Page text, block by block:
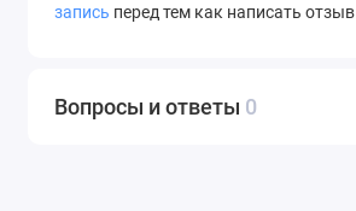
запись перед тем как написать отзыв
Вопросы и ответы 0